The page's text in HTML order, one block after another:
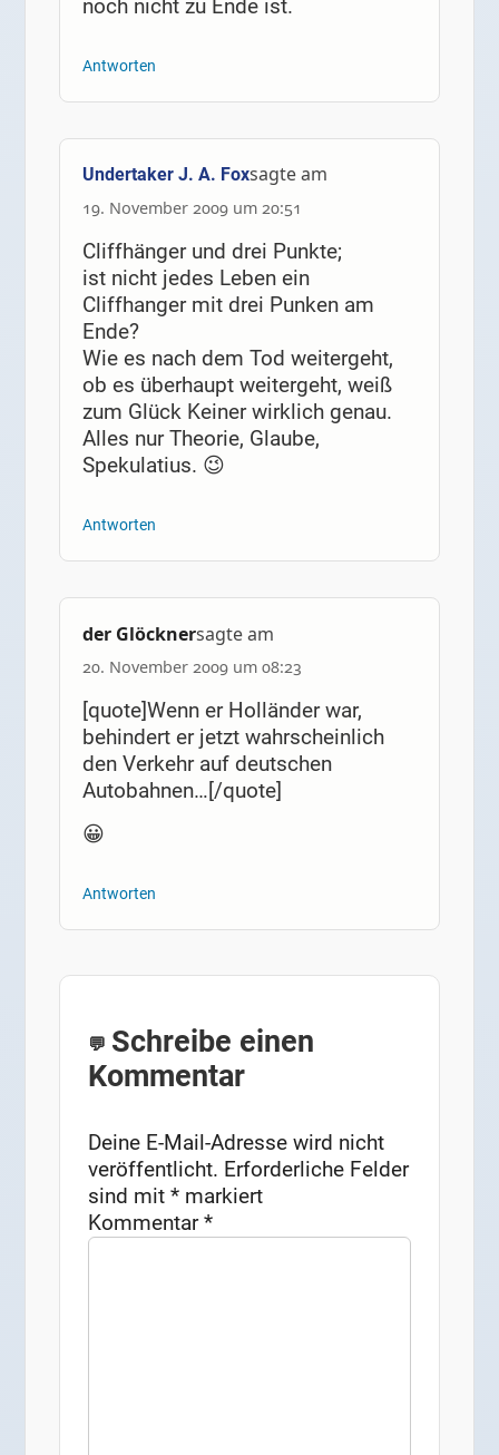
noch nicht zu Ende ist.
Antworten
Undertaker J. A. Foxsagte am
19. November 2009 um 20:51
Cliffhänger und drei Punkte;
ist nicht jedes Leben ein
Cliffhanger mit drei Punken am
Ende?
Wie es nach dem Tod weitergeht,
ob es überhaupt weitergeht, weiß
zum Glück Keiner wirklich genau.
Alles nur Theorie, Glaube,
Spekulatius. 😉
Antworten
der Glöcknersagte am
20. November 2009 um 08:23
[quote]Wenn er Holländer war,
behindert er jetzt wahrscheinlich
den Verkehr auf deutschen
Autobahnen…[/quote]
😀
Antworten
Schreibe einen
Kommentar
Deine E-Mail-Adresse wird nicht
veröffentlicht. Erforderliche Felder
sind mit* markiert
Kommentar*